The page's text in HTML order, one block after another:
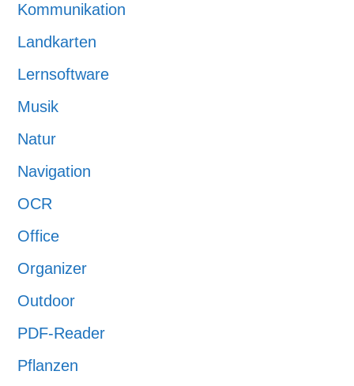
Kommunikation
Landkarten
Lernsoftware
Musik
Natur
Navigation
OCR
Office
Organizer
Outdoor
PDF-Reader
Pflanzen